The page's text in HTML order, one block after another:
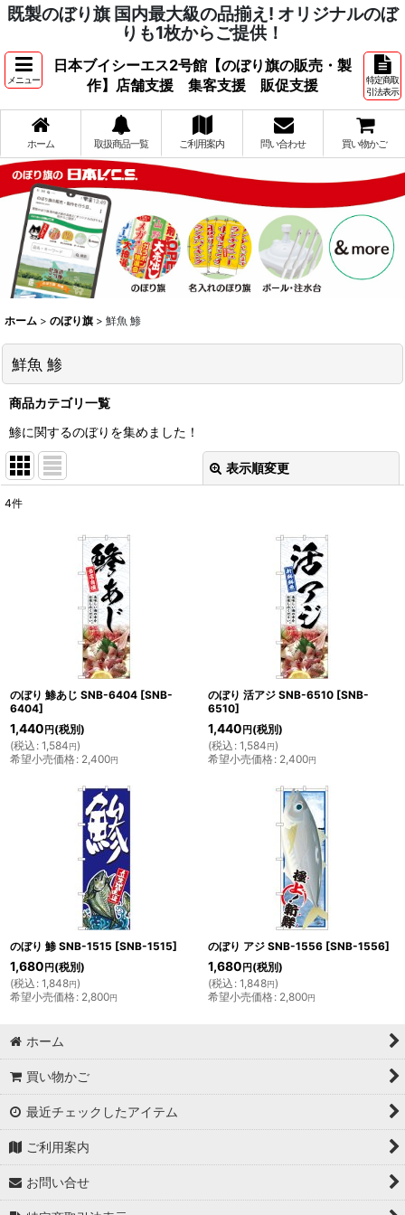
既製のぼり旗 国内最大級の品揃え! オリジナルのぼ
りも1枚からご提供！
メニュー
日本ブイシーエス2号館【のぼり旗の販売・製
作】店舗支援 集客支援 販促支援
特定商取
引法表示
ホーム 取扱商品一覧 ご利用案内 問い合わせ 買い物かご
ホーム > のぼり旗 > 鮮魚 鯵
鮮魚 鯵
商品カテゴリ一覧
鯵に関するのぼりを集めました！
表示順変更
4件
のぼり 鯵あじ SNB-6404 [SNB-
6404]
1,440 円 (税別)
(税込 : 1,584円)
希望小売価格: 2,400円
のぼり 活アジ SNB-6510 [SNB-
6510]
1,440 円 (税別)
(税込 : 1,584円)
希望小売価格: 2,400円
のぼり 鯵 SNB-1515 [SNB-1515]
1,680 円 (税別)
(税込 : 1,848円)
希望小売価格: 2,800円
のぼり アジ SNB-1556 [SNB-1556]
1,680 円 (税別)
(税込 : 1,848円)
希望小売価格: 2,800円
ホーム
買い物かご
最近チェックしたアイテム
ご利用案内
お問い合せ